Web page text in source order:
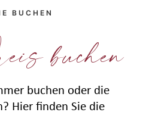
BUCHEN
buchen
buchen oder die
Hier finden Sie die